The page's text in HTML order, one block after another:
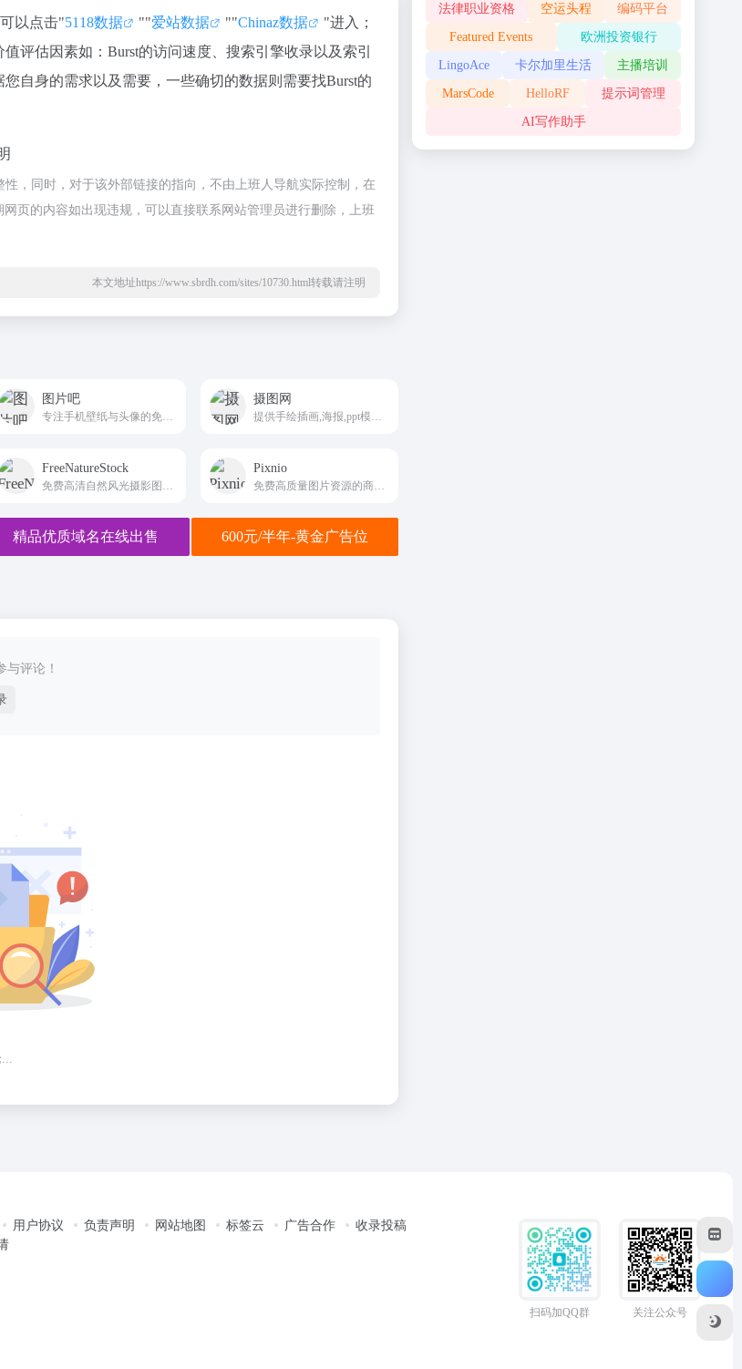
以点击"5118数据 ""爱站数据 ""Chinaz数据
"进入；
评估因素如：Burst的访问速度、搜索引擎收录以及索引
自身的需求以及需要，一些确切的数据则需要找Burst的
，同时，对于该外部链接的指向，不由上班人导航实际控制，在
页的内容如出现违规，可以直接联系网站管理员进行删除，上班
本文地址https://www.sbrdh.com/sites/10730.html转载请注明
图片吧 摄图网
FreeNatureStock Pixnio
精品优质域名在线出售 600元/半年-黄金广告位
与评论！
法律职业资格 空运头程 编码平台
Featured Events 欧洲投资银行
LingoAce 卡尔加里生活 主播培训
MarsCode HelloRF 提示词管理
AI写作助手
用户协议 负责声明 网站地图 标签云 广告合作
收录投稿
扫码加QQ群 关注公众号